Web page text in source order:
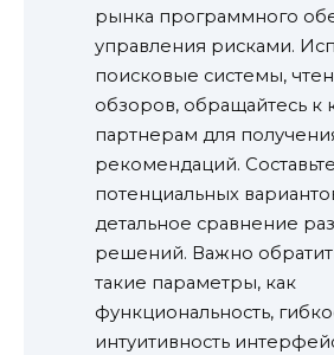
рынка программного
управления рисками.
поисковые системы,
обзоров, обращайтесь к
партнерам для
рекомендаций.
потенциальных
детальное сравнение
решений. Важно
такие параметры, как
функциональность,
интуитивность